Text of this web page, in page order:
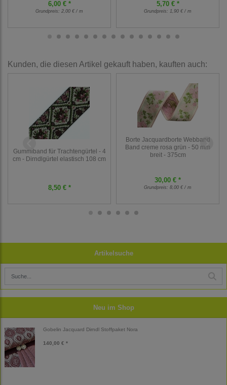
Artikelsuche
Neu im Shop
Gobelin Jacquard Dirndl Stoffpaket Nora
140,00 € *
6,00 € *
Grundpreis: 2,00 € / m
5,70 € *
Grundpreis: 1,90 € / m
Kunden, die diesen Artikel gekauft haben, kauften auch:
Gummiband für Trachtengürtel - 4
cm - Dirndlgürtel elastisch 108 cm
8,50 € *
Borte Jacquardborte Webband
Band creme rosa grün - 50 mm
breit - 375cm
30,00 € *
Grundpreis: 8,00 € / m